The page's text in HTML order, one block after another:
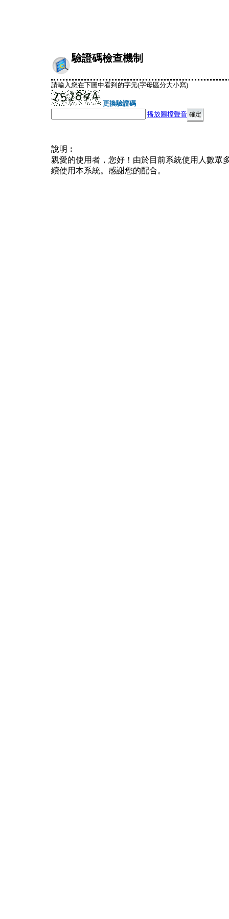
驗證碼檢查機制
請輸入您在下圖中看到的字元(字母區分大小寫)
更換驗證碼
播放圖檔聲音
說明︰
親愛的使用者，您好！由於目前系統使用人數眾
續使用本系統。感謝您的配合。